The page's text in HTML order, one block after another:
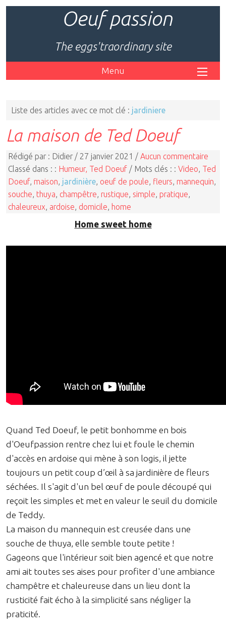
Oeuf passion
The eggs'traordinary site
Menu
Liste des articles avec ce mot clé : jardiniere
La maison de Ted Doeuf
Rédigé par : Didier / 27 janvier 2021 / Aucun commentaire
Classé dans : : Humeur, Ted Doeuf / Mots clés : : Video Ted
Doeuf, maison jardinière oeuf de poule fleurs mannequin
souche thuya champêtre rustique simple pratique
chaleureux ardoise domicile home
Home sweet home
Quand Ted Doeuf, le petit bonhomme en bois
d'Oeufpassion rentre chez lui et foule le chemin
d'accès en ardoise qui mène à son logis, il jette
toujours un petit coup d’œil à sa jardinière de fleurs
séchées. Il s'agit d'un bel œuf de poule découpé qui
reçoit les simples et met en valeur le seuil du domicile
de Teddy.
La maison du mannequin est creusée dans une
souche de thuya, elle semble toute petite !
Gageons que l'intérieur soit bien agencé et que notre
ami ait toutes ses aises pour profiter d'une ambiance
champêtre et chaleureuse dans un lieu dont la
rusticité fait écho à la simplicité sans négliger la
praticité.